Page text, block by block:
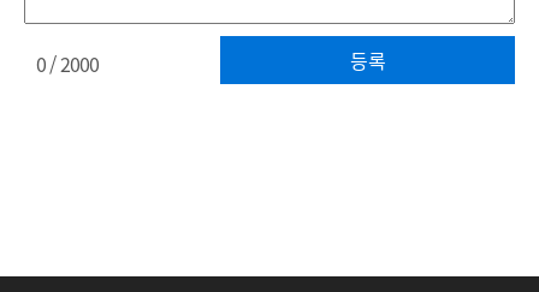
등록
0/ 2000